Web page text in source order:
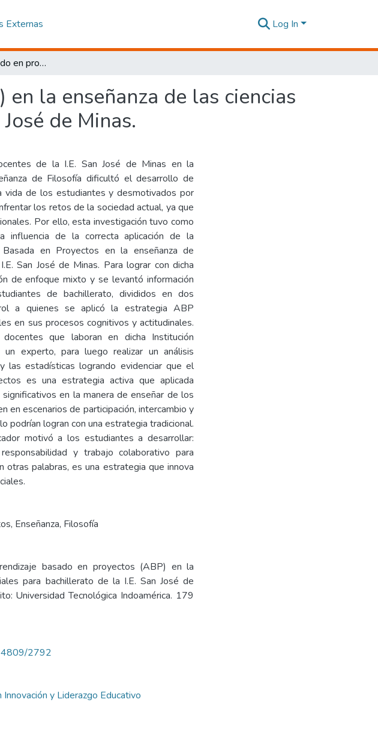
Externas Log In
Aprendizaje basado en proyectos (ABP) en la enseñanza de las ciencias sociales para bachillerato de la I.E. San José de Minas.
la enseñanza de las ciencias
de Minas.
de la I.E. San José de Minas en la
de Filosofía dificultó el desarrollo de
vida de los estudiantes y desmotivados por
los retos de la sociedad actual, ya que
Por ello, esta investigación tuvo como
influencia de la correcta aplicación de la
en Proyectos en la enseñanza de
San José de Minas. Para lograr con dicha
de enfoque mixto y se levantó información
de bachillerato, divididos en dos
a quienes se aplicó la estrategia ABP
en sus procesos cognitivos y actitudinales.
que laboran en dicha Institución
experto, para luego realizar un análisis
las estadísticas logrando evidenciar que el
es una estrategia activa que aplicada
en la manera de enseñar de los
en escenarios de participación, intercambio y
podrían logran con una estrategia tradicional.
motivó a los estudiantes a desarrollar:
y trabajo colaborativo para
otras palabras, es una estrategia que innova
, Enseñanza, Filosofía
basado en proyectos (ABP) en la
para bachillerato de la I.E. San José de
Universidad Tecnológica Indoamérica. 179
2792
y Liderazgo Educativo